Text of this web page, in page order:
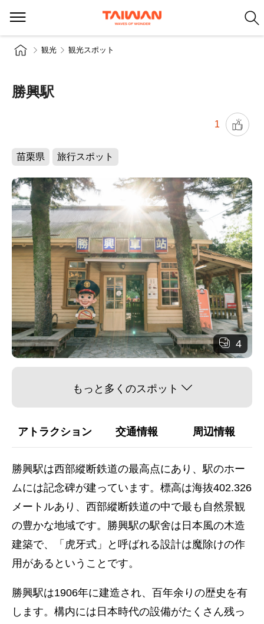
観光 観光スポット
勝興駅
1
苗栗県 旅行スポット
4
もっと多くのスポット
アトラクション 交通情報 周辺情報
勝興駅は西部縱断鉄道の最高点にあり、駅のホー
ムには記念碑が建っています。標高は海抜402.326
メートルあり、西部縱断鉄道の中で最も自然景観
の豊かな地域です。勝興駅の駅舍は日本風の木造
建築で、「虎牙式」と呼ばれる設計は魔除けの作
用があるということです。
勝興駅は1906年に建造され、百年余りの歴史を有
します。構内には日本時代の設備がたくさん残っ